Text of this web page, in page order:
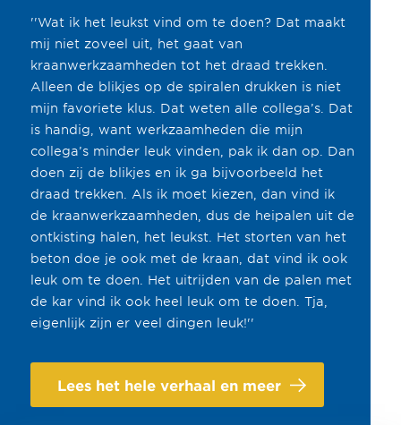
''Wat ik het leukst vind om te doen? Dat maakt
mij niet zoveel uit, het gaat van
kraanwerkzaamheden tot het draad trekken.
Alleen de blikjes op de spiralen drukken is niet
mijn favoriete klus. Dat weten alle collega’s. Dat
is handig, want werkzaamheden die mijn
collega’s minder leuk vinden, pak ik dan op. Dan
doen zij de blikjes en ik ga bijvoorbeeld het
draad trekken. Als ik moet kiezen, dan vind ik
de kraanwerkzaamheden, dus de heipalen uit de
ontkisting halen, het leukst. Het storten van het
beton doe je ook met de kraan, dat vind ik ook
leuk om te doen. Het uitrijden van de palen met
de kar vind ik ook heel leuk om te doen. Tja,
eigenlijk zijn er veel dingen leuk!''
Lees het hele verhaal en meer